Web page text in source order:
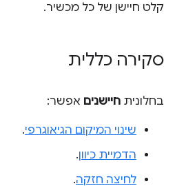
קלט חיישן של כל מכשיר.
סקירה כללית
בחלונית חיישנים אפשר:
שינוי המיקום הגיאוגרפי.
הדמיית כיוון.
לחיצה חזקה.